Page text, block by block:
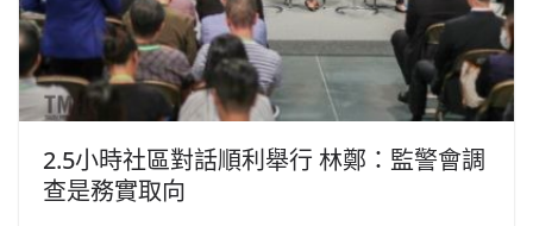
2.5小時社區對話順利舉行 林鄭：監警會調
查是務實取向